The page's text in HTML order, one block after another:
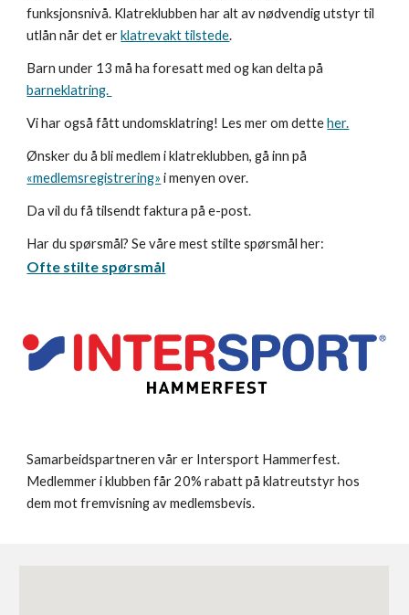
funksjonsnivå. Klatreklubben har alt av nødvendig utstyr til
utlån når det erklatrevakt tilstede.
Barn under 13 må ha foresatt med ogkan delta på
barneklatring.
Vi har også fått undomsklatring! Les mer om detteher.
Ønsker du å bli medlem i klatreklubben, gå inn på
«medlemsregistrering» i menyen over.
Da vil du få tilsendt faktura på e-post.
Har du spørsmål? Se våre mest stilte spørsmål her:
Ofte stilte spørsmål
Samarbeidspartneren vår er Intersport Hammerfest.
Medlemmer i klubben får 20% rabatt på klatreutstyr hos
dem mot fremvisning av medlemsbevis.